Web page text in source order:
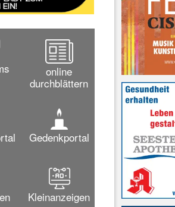
online
durchblättern
Gedenkportal
Kleinanzeigen